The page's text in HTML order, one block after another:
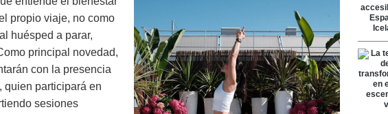
propio viaje, no como
huésped a parar,
principal novedad,
con la presencia
quien participará en
sesiones